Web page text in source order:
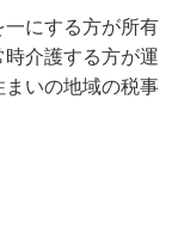
にする方が所有
介護する方が運
いの地域の税事